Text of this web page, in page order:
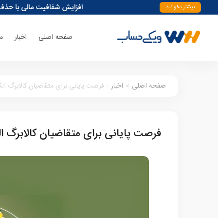
بیشتر بخوانید افزایش شفافیت مالی با حذف ۳۵۰ میلیون حساب بانکی
صفحه اصلی اخبار
صفحه اصلی > اخبار : فرصت پایانی برای متقاضیان کالابرگ
فرصت پایانی برای متقاضیان کالابرگ